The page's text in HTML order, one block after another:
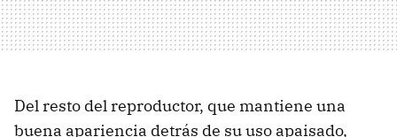
Del resto del reproductor, que mantiene una
buena apariencia detrás de su uso apaisado,